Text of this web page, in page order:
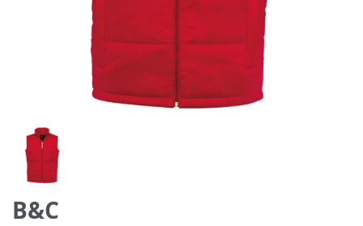
B&C